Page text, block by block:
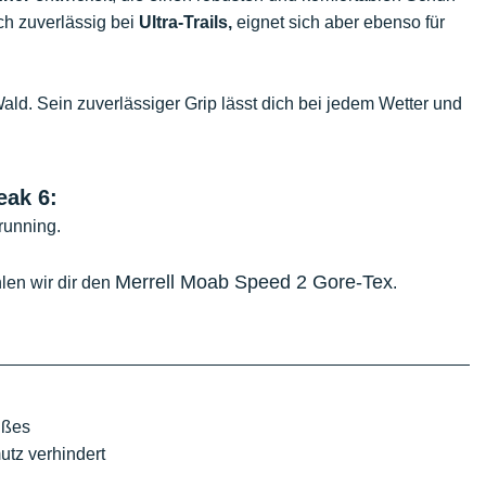
zuverlässig bei Ultra-Trails, eignet sich aber ebenso für
Sein zuverlässiger Grip lässt dich bei jedem Wetter und
6:
wir dir den Merrell Moab Speed 2 Gore-Tex.
verhindert